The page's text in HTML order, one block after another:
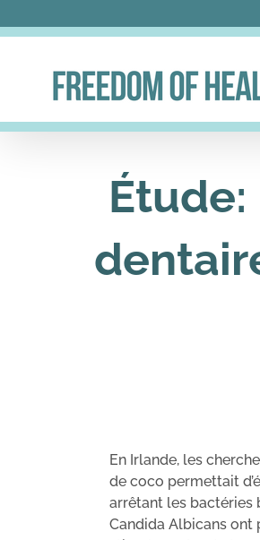
to
Étude:
En Irlande, les
de coco permettait
arrêtant les bactéries
Candida Albicans ont